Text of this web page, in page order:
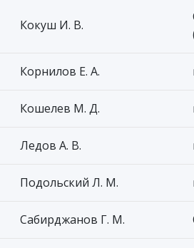
Кокуш И. В.
Корнилов Е. А.
Кошелев М. Д.
Ледов А. В.
Подольский Л. М.
Сабирджанов Г. М.